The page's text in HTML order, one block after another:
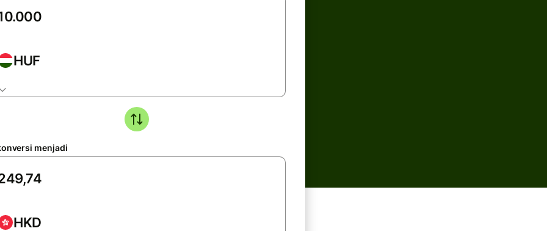
HUF
menjadi
HKD